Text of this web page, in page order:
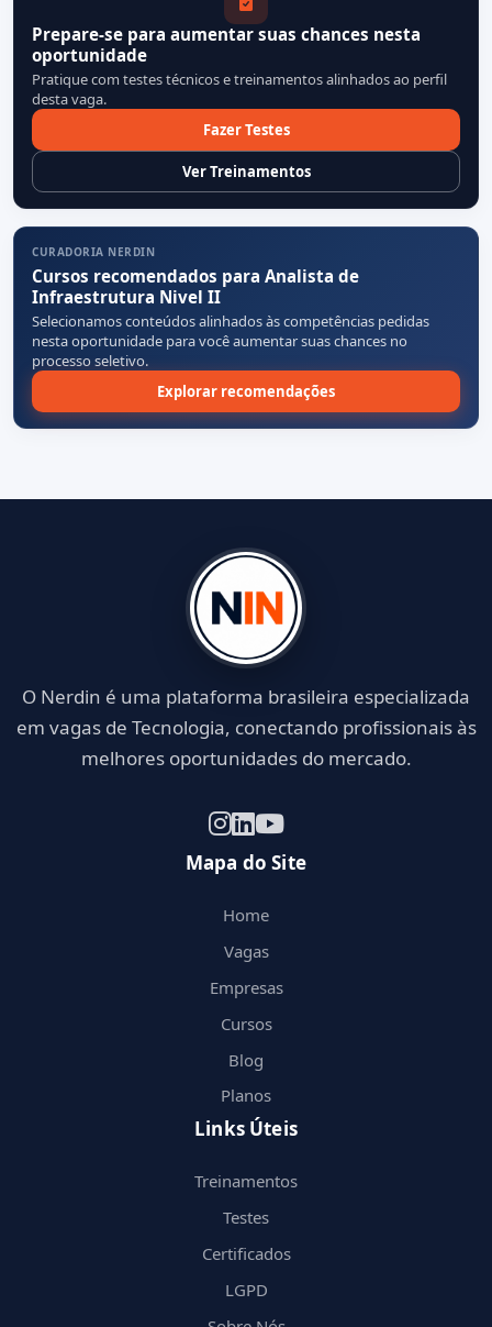
Prepare-se para aumentar suas chances nesta
oportunidade
Pratique com testes técnicos e treinamentos alinhados ao perfil
desta vaga.
Fazer Testes
Ver Treinamentos
CURADORIA NERDIN
Cursos recomendados para Analista de
Infraestrutura Nivel II
Selecionamos conteúdos alinhados às competências pedidas
nesta oportunidade para você aumentar suas chances no
processo seletivo.
Explorar recomendações
O Nerdin é uma plataforma brasileira especializada
em vagas de Tecnologia, conectando profissionais às
melhores oportunidades do mercado.
Mapa do Site
Home
Vagas
Empresas
Cursos
Blog
Planos
Links Úteis
Treinamentos
Testes
Certificados
LGPD